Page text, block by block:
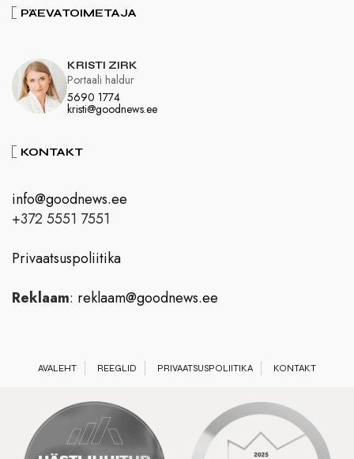
PÄEVATOIMETAJA
KRISTI ZIRK
5690 1774
kristi@goodnews.ee
Portaali haldur
KONTAKT
info@goodnews.ee
+372 5551 7551
Privaatsuspoliitika
Reklaam: reklaam@goodnews.ee
AVALEHT REEGLID PRIVAATSUSPOLIITIKA KONTAKT